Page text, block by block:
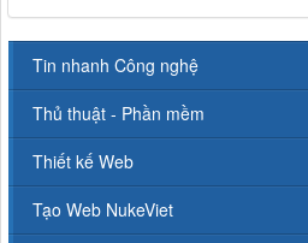
Tin nhanh Công nghệ
Thủ thuật - Phần mềm
Thiết kế Web
Tạo Web NukeViet